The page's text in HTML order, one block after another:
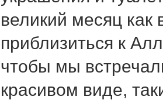
великий месяц как
приблизиться к
чтобы мы
красивом виде,